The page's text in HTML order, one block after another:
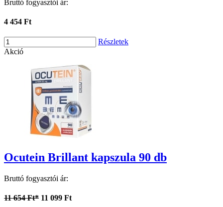
Bruttó fogyasztói ár:
4 454 Ft
Részletek
Akció
Ocutein Brillant kapszula 90 db
Bruttó fogyasztói ár:
11 654 Ft* 11 099 Ft